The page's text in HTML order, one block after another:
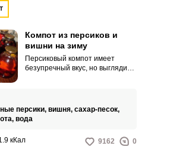
Компот из персиков и
вишни на зиму
Персиковый компот имеет
безупречный вкус, но выглядит
Вишня делает компот ярким, ее
кислинка уменьшает приторную
сладость персика и играет роль
персики, вишня, сахар-песок,
вода
кКал 9162 0